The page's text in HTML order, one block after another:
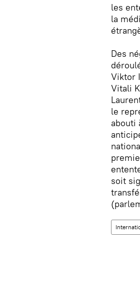
les
la
Des
Viktor
Vitali
le
abouti
soit